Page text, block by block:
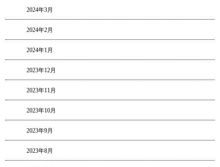
2024年3月
2024年2月
2024年1月
2023年12月
2023年11月
2023年10月
2023年9月
2023年8月